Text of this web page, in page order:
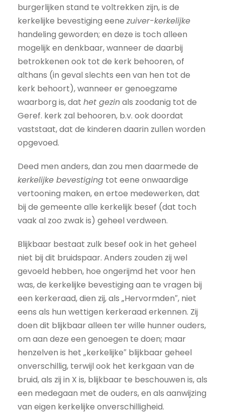
burgerlijken stand te voltrekken zijn, is de
kerkelijke bevestiging eene zuiver-kerkelijke
handeling geworden; en deze is toch alleen
mogelijk en denkbaar, wanneer de daarbij
betrokkenen ook tot de kerk behooren, of
althans (in geval slechts een van hen tot de
kerk behoort), wanneer er genoegzame
waarborg is, dat het gezinals zoodanig tot de
Geref. kerk zal behooren, b.v. ook doordat
vaststaat, dat de kinderen daarin zullen worden
opgevoed.
Deed men anders, dan zou men daarmede de
kerkelijke bevestiging tot eene onwaardige
vertooning maken, en ertoe medewerken, dat
bij de gemeente alle kerkelijk besef (dat toch
vaak al zoo zwak is) geheel verdween.
Blijkbaar bestaat zulk besef ook in het geheel
niet bij dit bruidspaar. Anders zouden zij wel
gevoeld hebben, hoe ongerijmd het voor hen
was, de kerkelijke bevestiging aan te vragen bij
een kerkeraad, dien zij, als „Hervormden″, niet
eens als hun wettigen kerkeraad erkennen. Zij
doen dit blijkbaar alleen ter wille hunner ouders,
om aan deze een genoegen te doen; maar
henzelven is het „kerkelijke″ blijkbaar geheel
onverschillig, terwijl ook het kerkgaan van de
bruid, als zij in X is, blijkbaar te beschouwen is, als
een medegaan met de ouders, en als aanwijzing
van eigen kerkelijke onverschilligheid.